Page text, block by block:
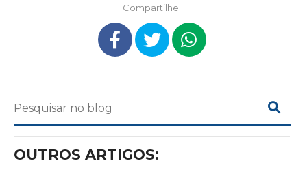
Compartilhe:
OUTROS ARTIGOS: